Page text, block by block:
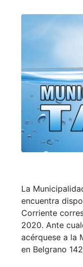
La
encuentra
Corriente
2020. Ante
acérquese a la
en Belgrano